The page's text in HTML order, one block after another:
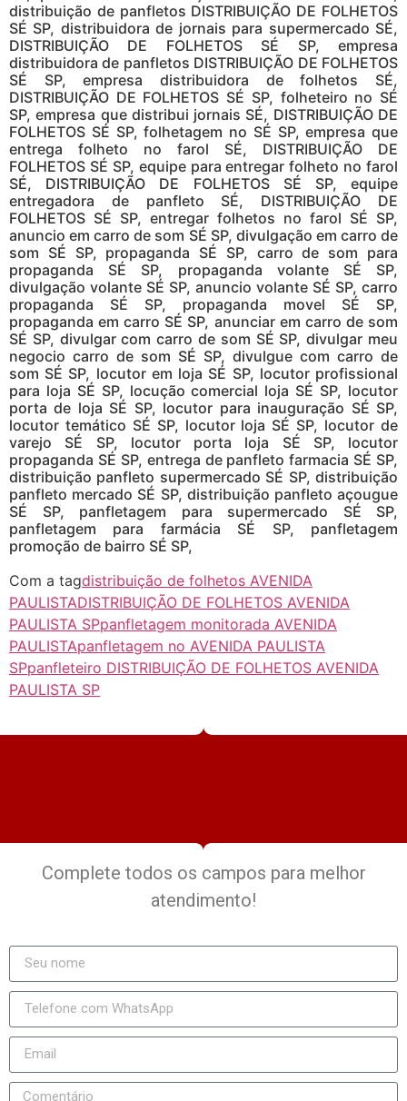
distribuição de panfletos DISTRIBUIÇÃO DE FOLHETOS
SÉ SP, distribuidora de jornais para supermercado SÉ,
DISTRIBUIÇÃO DE FOLHETOS SÉ SP, empresa
distribuidora de panfletos DISTRIBUIÇÃO DE FOLHETOS
SÉ SP, empresa distribuidora de folhetos SÉ,
DISTRIBUIÇÃO DE FOLHETOS SÉ SP, folheteiro no SÉ
SP, empresa que distribui jornais SÉ, DISTRIBUIÇÃO DE
FOLHETOS SÉ SP, folhetagem no SÉ SP, empresa que
entrega folheto no farol SÉ, DISTRIBUIÇÃO DE
FOLHETOS SÉ SP, equipe para entregar folheto no farol
SÉ, DISTRIBUIÇÃO DE FOLHETOS SÉ SP, equipe
entregadora de panfleto SÉ, DISTRIBUIÇÃO DE
FOLHETOS SÉ SP, entregar folhetos no farol SÉ SP,
anuncio em carro de som SÉ SP, divulgação em carro de
som SÉ SP, propaganda SÉ SP, carro de som para
propaganda SÉ SP, propaganda volante SÉ SP,
divulgação volante SÉ SP, anuncio volante SÉ SP, carro
propaganda SÉ SP, propaganda movel SÉ SP,
propaganda em carro SÉ SP, anunciar em carro de som
SÉ SP, divulgar com carro de som SÉ SP, divulgar meu
negocio carro de som SÉ SP, divulgue com carro de
som SÉ SP, locutor em loja SÉ SP, locutor profissional
para loja SÉ SP, locução comercial loja SÉ SP, locutor
porta de loja SÉ SP, locutor para inauguração SÉ SP,
locutor temático SÉ SP, locutor loja SÉ SP, locutor de
varejo SÉ SP, locutor porta loja SÉ SP, locutor
propaganda SÉ SP, entrega de panfleto farmacia SÉ SP,
distribuição panfleto supermercado SÉ SP, distribuição
panfleto mercado SÉ SP, distribuição panfleto açougue
SÉ SP, panfletagem para supermercado SÉ SP,
panfletagem para farmácia SÉ SP, panfletagem
promoção de bairro SÉ SP,
Com a tagdistribuição de folhetos AVENIDA
PAULISTADISTRIBUIÇÃO DE FOLHETOS AVENIDA
PAULISTA SPpanfletagem monitorada AVENIDA
PAULISTApanfletagem no AVENIDA PAULISTA
SPpanfleteiro DISTRIBUIÇÃO DE FOLHETOS AVENIDA
PAULISTA SP
Complete todos os campos para melhor
atendimento!